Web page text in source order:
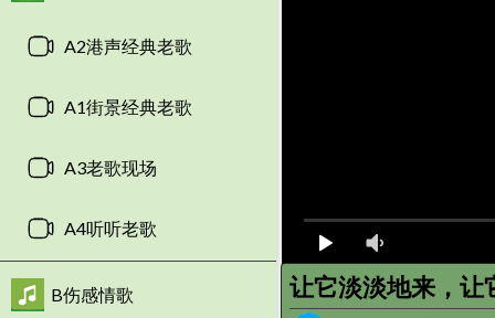
让它淡淡地来，让
A2港声经典老歌
A1街景经典老歌
A3老歌现场
A4听听老歌
B伤感情歌